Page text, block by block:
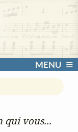
MENU
qui vous...